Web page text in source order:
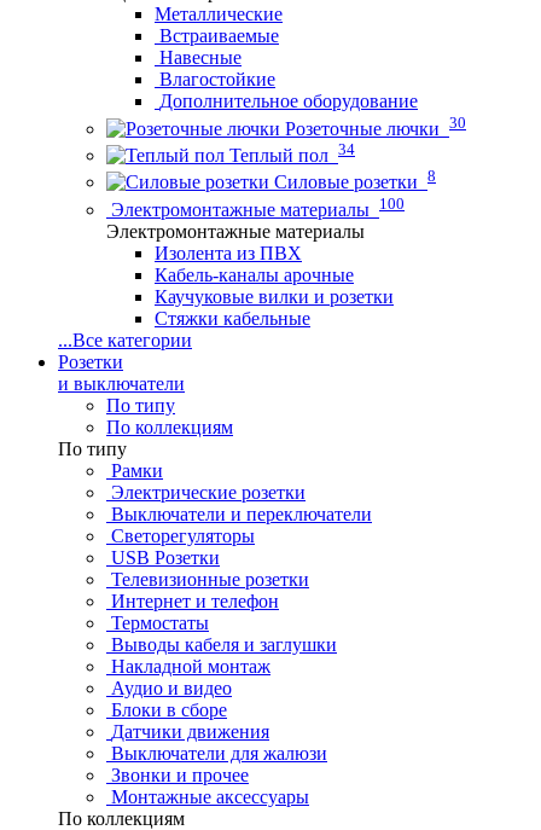
Металлические
Встраиваемые
Навесные
Влагостойкие
Дополнительное оборудование
Розеточные лючки 30
Теплый пол 34
Силовые розетки 8
Электромонтажные материалы 100
Электромонтажные материалы
Изолента из ПВХ
Кабель-каналы арочные
Каучуковые вилки и розетки
Стяжки кабельные
...Все категории
Розетки
и выключатели
По типу
По коллекциям
По типу
Рамки
Электрические розетки
Выключатели и переключатели
Светорегуляторы
USB Розетки
Телевизионные розетки
Интернет и телефон
Термостаты
Выводы кабеля и заглушки
Накладной монтаж
Аудио и видео
Блоки в сборе
Датчики движения
Выключатели для жалюзи
Звонки и прочее
Монтажные аксессуары
По коллекциям